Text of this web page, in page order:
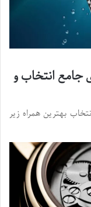
انتخاب و
بهترین همراه زیر